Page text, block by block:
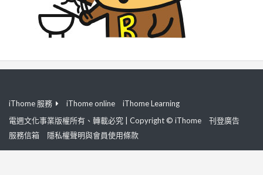
iThome 服務 iThome online
iThome Learning
電週文化事業版權所有、轉載必究 | Copyright © iThome
刊登廣告
服務信箱
隱私權聲明與會員使用條款